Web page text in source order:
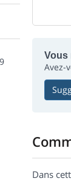
Vous
Avez-
Dans